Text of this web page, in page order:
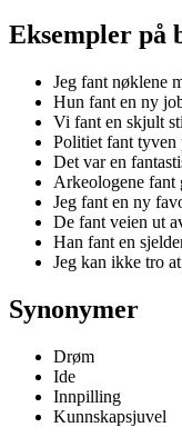
Eksempler på
Jeg fant nøklene
Hun fant en ny
Vi fant en skjult
Politiet fant tyven
Det var en
Arkeologene fant
Jeg fant en ny
De fant veien ut
Han fant en
Jeg kan ikke tro
Synonymer
Drøm
Ide
Innpilling
Kunnskapsjuvel